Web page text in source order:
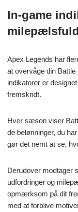
In-game
Apex Legends har
at overvåge din
indikatorer er
fremskridt.
Hver sæson viser
de belønninger, du
gør det nemt at se,
Derudover modtager
udfordringer og
opmærksom på dit
med at forblive